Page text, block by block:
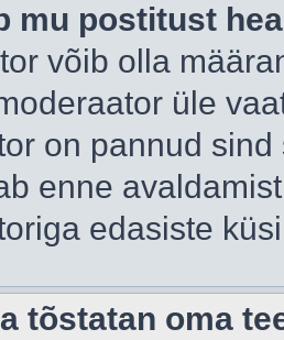
mu postitust
võib olla
üle
on pannud
enne
edasiste
tõstatan oma